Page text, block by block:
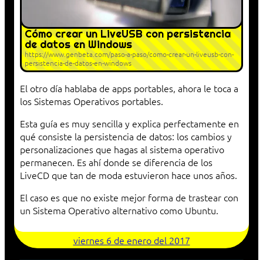
Cómo crear un LiveUSB con persistencia
de datos en Windows
https://www.genbeta.com/paso-a-paso/como-crear-un-liveusb-con-
persistencia-de-datos-en-windows
El otro día hablaba de apps portables, ahora le toca a
los Sistemas Operativos portables.
Esta guía es muy sencilla y explica perfectamente en
qué consiste la persistencia de datos: los cambios y
personalizaciones que hagas al sistema operativo
permanecen. Es ahí donde se diferencia de los
LiveCD que tan de moda estuvieron hace unos años.
El caso es que no existe mejor forma de trastear con
un Sistema Operativo alternativo como Ubuntu.
viernes 6 de enero del 2017